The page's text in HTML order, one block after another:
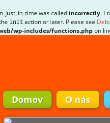
was called incorrectly.
init action or later. Please see
wp-includes/functions.php on
Domov O nás